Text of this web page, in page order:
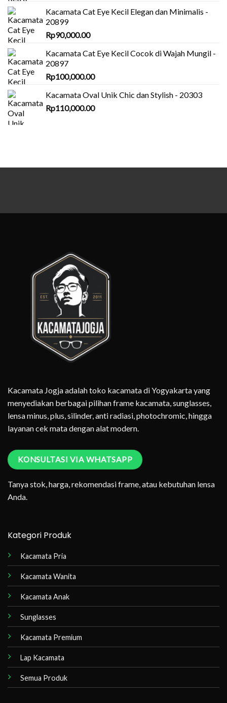
Kacamata Cat Eye Kecil Elegan dan Minimalis -
20899
Rp90,000.00
Kacamata Cat Eye Kecil Cocok di Wajah Mungil -
20897
Rp100,000.00
Kacamata Oval Unik Chic dan Stylish - 20303
Rp110,000.00
Kacamata Jogja adalah toko kacamata di Yogyakarta yang
menyediakan berbagai pilihan frame kacamata, sunglasses,
lensa minus, plus, silinder, anti radiasi, photochromic, hingga
layanan cek mata dengan alat modern.
KONSULTASI VIA WHATSAPP
Tanya stok, harga, rekomendasi frame, atau kebutuhan lensa
Anda.
Kategori Produk
Kacamata Pria
Kacamata Wanita
Kacamata Anak
Sunglasses
Kacamata Premium
Lap Kacamata
Semua Produk